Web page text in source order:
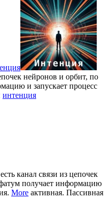
нейронов и орбит, по
и запускает процесс
интенция
канал связи из цепочек
получает информацию
More активная. Пассивная